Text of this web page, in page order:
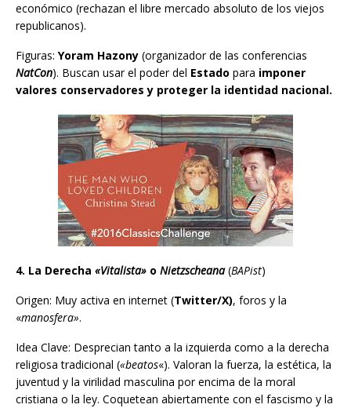
económico (rechazan el libre mercado absoluto de los viejos
republicanos).
Figuras: Yoram Hazony (organizador de las conferencias
NatCon). Buscan usar el poder del Estado para imponer
valores conservadores y proteger la identidad nacional.
4. La Derecha «Vitalista» o Nietzscheana(BAPist)
Origen: Muy activa en internet (Twitter/X), foros y la
«manosfera».
Idea Clave: Desprecian tanto a la izquierda como a la derecha
religiosa tradicional («beatos«). Valoran la fuerza, la estética, la
juventud y la virilidad masculina por encima de la moral
cristiana o la ley. Coquetean abiertamente con el fascismo y la